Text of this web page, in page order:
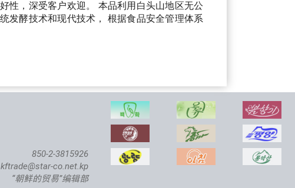
性，深受客户欢迎。 本品利用白头山地区无公
发酵技术和现代技术， 根据食品安全管理体系
850-2-3815926
kftrade@star-co.net.kp
“朝鲜的贸易”编辑部